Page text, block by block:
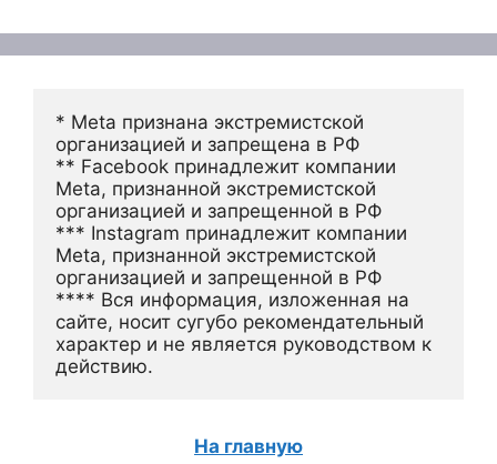
* Meta признана экстремистской
организацией и запрещена в РФ
** Facebook принадлежит компании
Meta, признанной экстремистской
организацией и запрещенной в РФ
*** Instagram принадлежит компании
Meta, признанной экстремистской
организацией и запрещенной в РФ
**** Вся информация, изложенная на
сайте, носит сугубо рекомендательный
характер и не является руководством к
действию.
На главную